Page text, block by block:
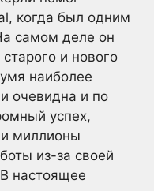
когда был одним
самом деле он
и нового
наиболее
очевидна и по
успех,
миллионы
из-за своей
настоящее